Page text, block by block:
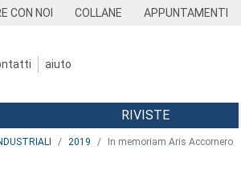
CON NOI COLLANE APPUNTAMENTI
aiuto
RIVISTE
2019 In memoriam Aris Accornero